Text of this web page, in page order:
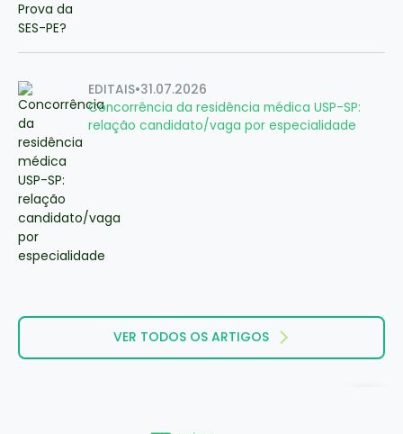
EDITAIS•31.07.2026
Concorrência da residência médica USP-SP:
relação candidato/vaga por especialidade
VER TODOS OS ARTIGOS